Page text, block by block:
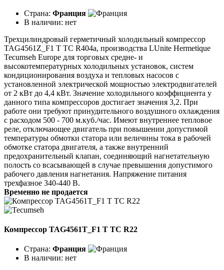
Страна: Франция
В наличии: нет
Трехцилиндровый герметичный холодильный компрессор
TAG4561Z_F1 T TC R404a, производства LUnite Hermetique
Tecumseh Europe для торговых средне- и
высокотемпературных холодильных установок, систем
кондиционирования воздуха и тепловых насосов с
установленной электрической мощностью электродвигателей
от 2 кВт до 4,4 кВт. Значение холодильного коэффициента у
данного типа компрессоров достигает значения 3,2. При
работе они требуют принудительного воздушного охлаждения
с расходом 500 - 700 м.куб./час. Имеют внутреннее тепловое
реле, отключающее двигатель при повышении допустимой
температуры обмотки статора или величины тока в рабочей
обмотке статора двигателя, а также внутренний
предохранительный клапан, соединяющий нагнетательную
полость со всасывающей в случае превышения допустимого
рабочего давления нагнетания. Напряжение питания
трехфазное 340-440 В.
Временно не продается
Компрессор TAG4561T_F1 T TC R22
Страна: Франция
В наличии: нет